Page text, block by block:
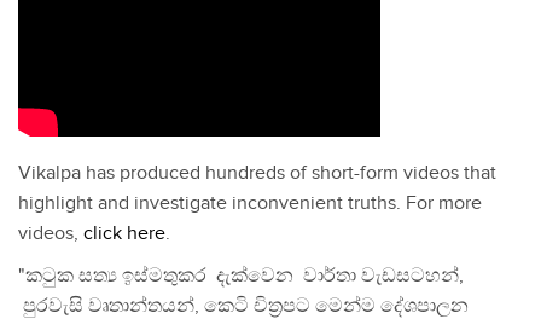
Vikalpa has produced hundreds of short-form videos that
highlight and investigate inconvenient truths. For more
videos, click here.
"කටුක සත්‍ය ඉස්මතුකර දැක්වෙන වාර්තා වැඩසටහන්,
පුරවැසි වෘතාන්තයන්, කෙටි චිත්‍රපට මෙන්ම දේශපාලන